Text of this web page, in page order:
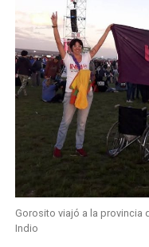
Gorosito viajó a la provincia
Indio